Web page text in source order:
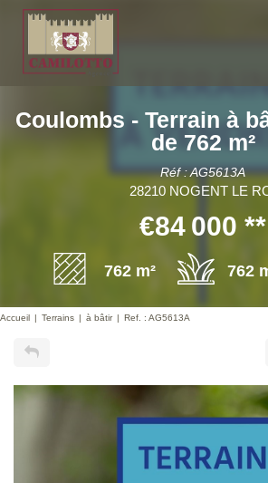
Coulombs - Terrain à
de 762 m²
Réf : AG5613A
28210 NOGENT LE
€84 000 **
762 m² 762
Accueil Terrains à bâtir Ref. : AG5613A